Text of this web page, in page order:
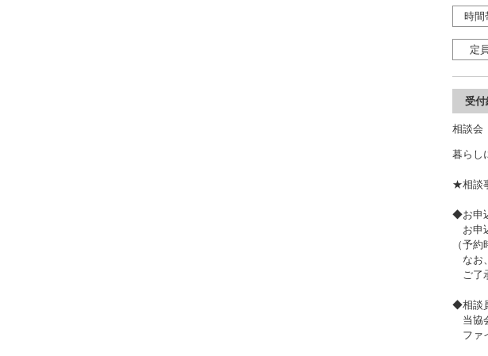
時間
定員
受付
相談会
暮らし
★相談
◆お申
お申
（予
なお
ご了
◆相談
当協
ファ